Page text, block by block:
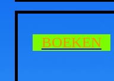
BOEKEN